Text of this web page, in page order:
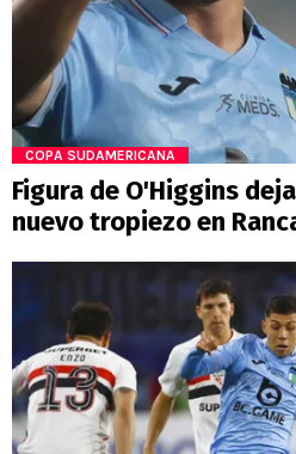
COPA SUDAMERICANA
Figura de O'Higgins
nuevo tropiezo en